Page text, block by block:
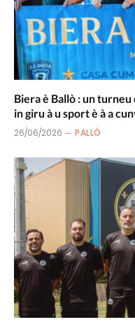
Biera è Ballò : un
in giru à u sport è à a
26/06/2026 PALLÒ